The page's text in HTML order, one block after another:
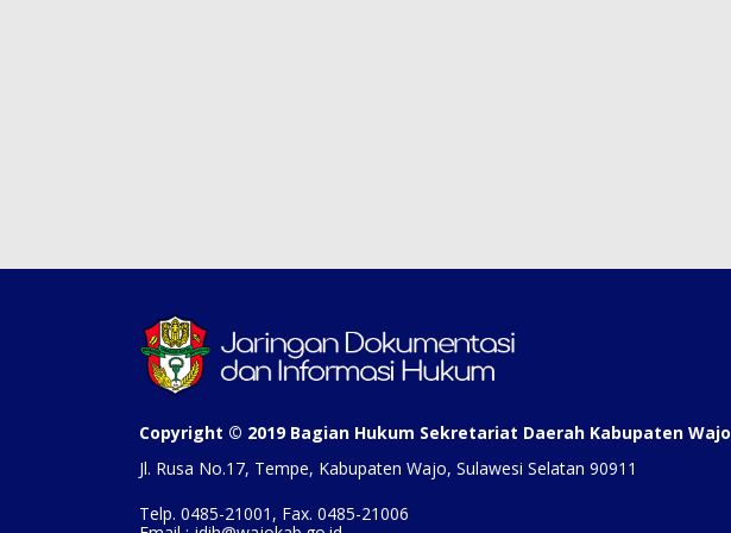
Copyright © 2019 Bagian Hukum Sekretariat Daerah Kabupaten Wajo
Jl. Rusa No.17, Tempe, Kabupaten Wajo, Sulawesi Selatan 90911
Telp. 0485-21001, Fax. 0485-21006